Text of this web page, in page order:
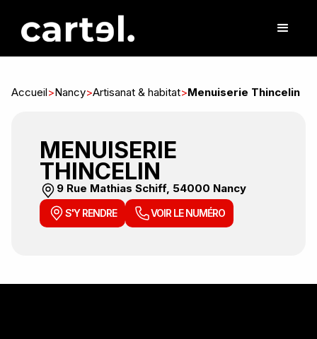
Accueil>Nancy>Artisanat & habitat>Menuiserie Thincelin
MENUISERIE
THINCELIN
9 Rue Mathias Schiff, 54000 Nancy
S'Y RENDRE VOIR LE NUMÉRO